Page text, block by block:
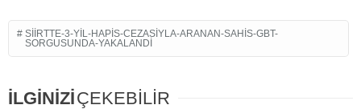
SIIRTTE-3-YIL-HAPIS-CEZASIYLA-ARANAN-SAHIS-GBT-
SORGUSUNDA-YAKALANDI
İLGİNİZİÇEKEBİLİR